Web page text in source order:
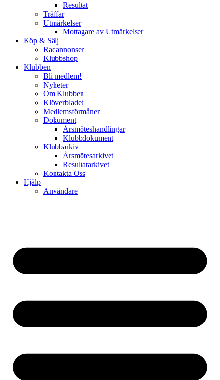
Resultat
Träffar
Utmärkelser
Mottagare av Utmärkelser
Köp & Sälj
Radannonser
Klubbshop
Klubben
Bli medlem!
Nyheter
Om Klubben
Klöverbladet
Medlemsförmåner
Dokument
Årsmöteshandlingar
Klubbdokument
Klubbarkiv
Årsmötesarkivet
Resultatarkivet
Kontakta Oss
Hjälp
Användare